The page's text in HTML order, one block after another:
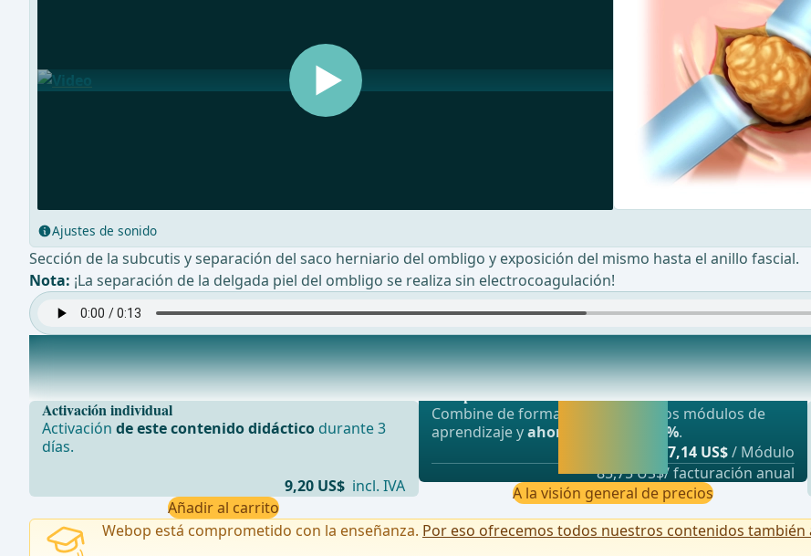
Ajustes de sonido
Sección de la subcutis y separación del saco herniario del ombligo y exposición del mismo hasta el anillo fascial.
Nota: ¡La separación de la delgada piel del ombligo se realiza sin electrocoagulación!
Exposición de los bordes de la fascia
A trav&#xE9;s de la brecha fascial prolapsa en su mayor parte grasa epig&#xE1;strica preperitoneal.
Activación individual
Activaciónde este contenido didáctico durante 3
días.
9,20 US$ incl. IVA
Añadir al carrito
Oferta más popular
webop - Ahorro flexible
Combine de forma flexible nuestros módulos de
aprendizaje yahorre hasta un 50%.
7,14 US$/ Módulo
85,75 US$/ facturación anual
A la visión general de precios
Webop está comprometido con la enseñanza. Por eso ofrecemos todos nuestros contenidos